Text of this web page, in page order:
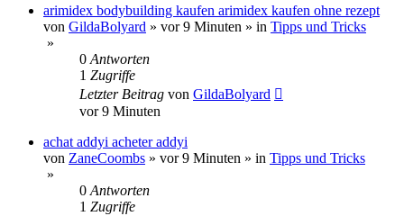
arimidex bodybuilding kaufen arimidex kaufen ohne rezept
von GildaBolyard » vor 9 Minuten » in Tipps und Tricks
»
0 Antworten
1 Zugriffe
Letzter Beitrag von GildaBolyard
vor 9 Minuten
achat addyi acheter addyi
von ZaneCoombs » vor 9 Minuten » in Tipps und Tricks
»
0 Antworten
1 Zugriffe